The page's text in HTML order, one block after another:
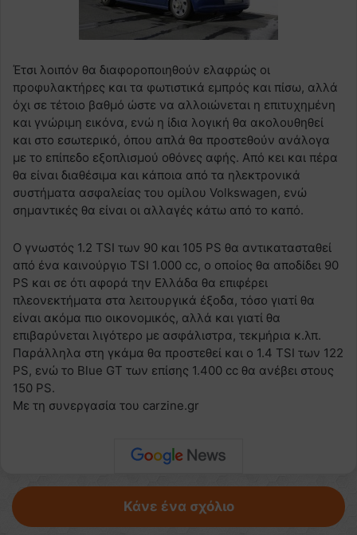
Έτσι λοιπόν θα διαφοροποιηθούν ελαφρώς οι
προφυλακτήρες και τα φωτιστικά εμπρός και πίσω, αλλά
όχι σε τέτοιο βαθμό ώστε να αλλοιώνεται η επιτυχημένη
και γνώριμη εικόνα, ενώ η ίδια λογική θα ακολουθηθεί
και στο εσωτερικό, όπου απλά θα προστεθούν ανάλογα
με το επίπεδο εξοπλισμού οθόνες αφής. Από κει και πέρα
θα είναι διαθέσιμα και κάποια από τα ηλεκτρονικά
συστήματα ασφαλείας του ομίλου Volkswagen, ενώ
σημαντικές θα είναι οι αλλαγές κάτω από το καπό.
O γνωστός 1.2 TSI των 90 και 105 PS θα αντικατασταθεί
από ένα καινούργιο TSI 1.000 cc, ο οποίος θα αποδίδει 90
PS και σε ότι αφορά την Ελλάδα θα επιφέρει
πλεονεκτήματα στα λειτουργικά έξοδα, τόσο γιατί θα
είναι ακόμα πιο οικονομικός, αλλά και γιατί θα
επιβαρύνεται λιγότερο με ασφάλιστρα, τεκμήρια κ.λπ.
Παράλληλα στη γκάμα θα προστεθεί και ο 1.4 TSI των 122
PS, ενώ το Blue GT των επίσης 1.400 cc θα ανέβει στους
150 PS.
Με τη συνεργασία του carzine.gr
Κάνε ένα σχόλιο